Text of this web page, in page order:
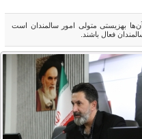
بهزیستی متولی امور سالمندان است
فعال باشند.